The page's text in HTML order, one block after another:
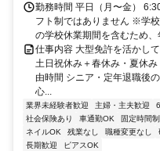
勤務時間 平日（月〜金）
フト制ではありません ※学
の学校休業期間を含むため
仕事内容 大型免許を活かし
土日祝休み＋春休み・夏休
由時間 シニア・定年退職後
心...
業界未経験者歓迎 主婦・主夫歓迎
社会保険あり
車通勤OK 固定時間制
ネイルOK
残業なし 職種変更なし
長期歓迎
ピアスOK